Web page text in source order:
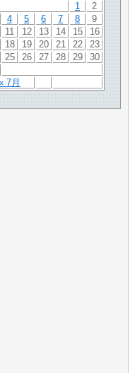
7月
1
2
4 5 6 7 8
9
11 12 13 14 15
16
18 19 20 21 22
23
25 26 27 28 29
30